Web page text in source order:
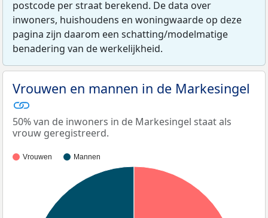
postcode per straat berekend. De data over
inwoners, huishoudens en woningwaarde op deze
pagina zijn daarom een schatting/modelmatige
benadering van de werkelijkheid.
Vrouwen en mannen in de Markesingel
50% van de inwoners in de Markesingel staat als
vrouw geregistreerd.
Vrouwen Mannen